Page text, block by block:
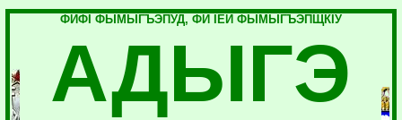
ФИФI ФЫМЫГЪЭПУД, ФИ IЕЙ ФЫМЫГЪЭПЩКIУ
АДЫГЭ